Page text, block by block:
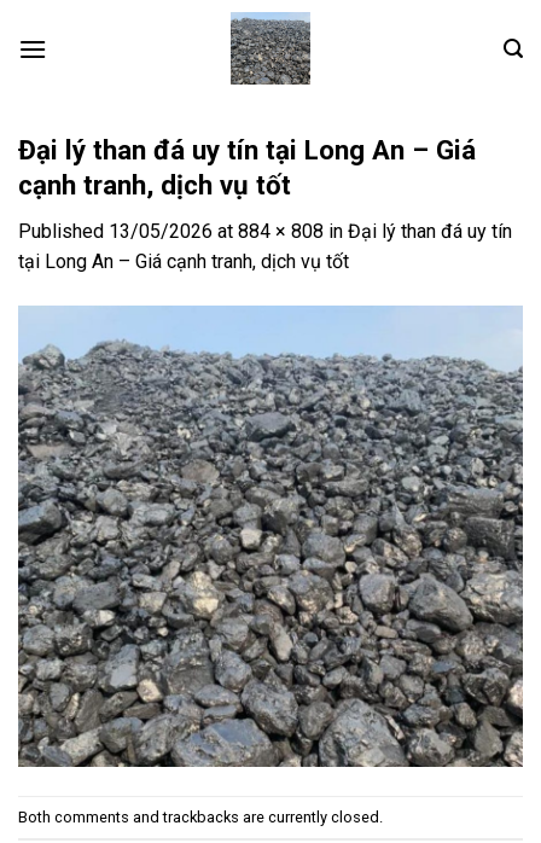
Đại lý than đá uy tín tại Long An – Giá
cạnh tranh, dịch vụ tốt
Published 13/05/2026 at 884 × 808 in Đại lý than đá uy tín
tại Long An – Giá cạnh tranh, dịch vụ tốt
Both comments and trackbacks are currently closed.